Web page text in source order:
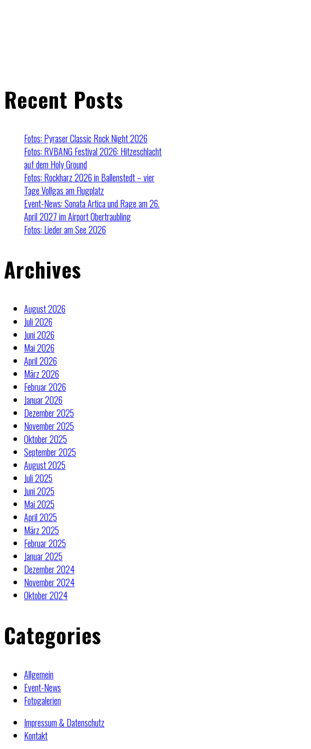
Recent Posts
Fotos: Pyraser Classic Rock Night 2026
Fotos: RVBANG Festival 2026: Hitzeschlacht
auf dem Holy Ground
Fotos: Rockharz 2026 in Ballenstedt – vier
Tage Vollgas am Flugplatz
Event-News: Sonata Artica und Rage am 26.
April 2027 im Airport Obertraubling
Fotos: Lieder am See 2026
Archives
August 2026
Juli 2026
Juni 2026
Mai 2026
April 2026
März 2026
Februar 2026
Januar 2026
Dezember 2025
November 2025
Oktober 2025
September 2025
August 2025
Juli 2025
Juni 2025
Mai 2025
April 2025
März 2025
Februar 2025
Januar 2025
Dezember 2024
November 2024
Oktober 2024
Categories
Allgemein
Event-News
Fotogalerien
Impressum & Datenschutz
Kontakt